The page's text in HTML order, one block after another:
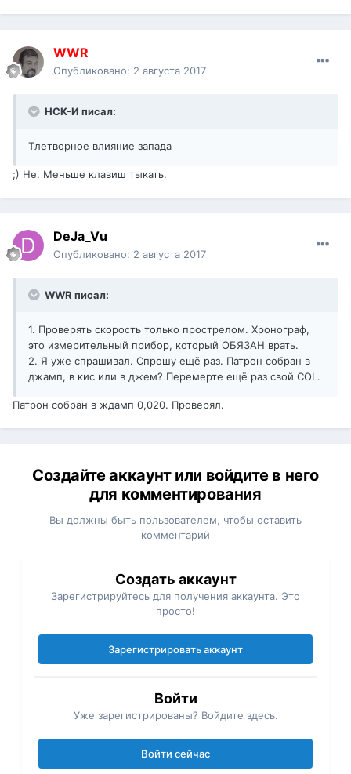
WWR
Опубликовано: 2 августа 2017
НСК-И писал:
Тлетворное влияние запада
;) Не. Меньше клавиш тыкать.
DeJa_Vu
Опубликовано: 2 августа 2017
WWR писал:
1. Проверять скорость только прострелом. Хронограф,
это измерительный прибор, который ОБЯЗАН врать.
2. Я уже спрашивал. Спрошу ещё раз. Патрон собран в
джамп, в кис или в джем? Перемерте ещё раз свой COL.
Патрон собран в ждамп 0,020. Проверял.
Создайте аккаунт или войдите в него
для комментирования
Вы должны быть пользователем, чтобы оставить
комментарий
Создать аккаунт
Зарегистрируйтесь для получения аккаунта. Это
просто!
Зарегистрировать аккаунт
Войти
Уже зарегистрированы? Войдите здесь.
Войти сейчас